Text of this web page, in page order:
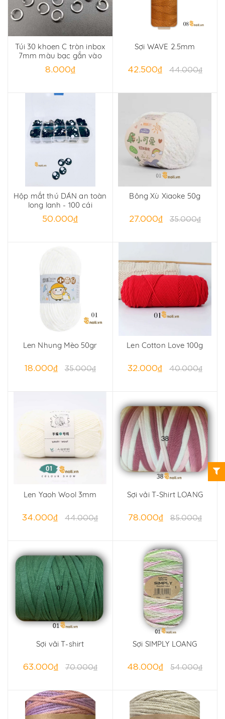
Túi 30 khoen C tròn inbox
7mm màu bạc gắn vào
móc khoá
8.000₫
Sợi WAVE 2.5mm
42.500₫ 44.000₫
Hộp mắt thú DÁN an toàn
long lanh - 100 cái
50.000₫
Bông Xù Xiaoke 50g
27.000₫ 35.000₫
Len Nhung Mèo 50gr
18.000₫ 35.000₫
Len Cotton Love 100g
32.000₫ 40.000₫
Len Yaoh Wool 3mm
34.000₫ 44.000₫
Sợi vải T-Shirt LOANG
78.000₫ 85.000₫
Sợi vải T-shirt
63.000₫ 70.000₫
Sợi SIMPLY LOANG
48.000₫ 54.000₫